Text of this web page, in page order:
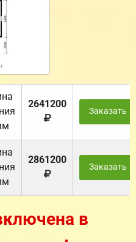
2641200
Заказать
2861200
Заказать
в